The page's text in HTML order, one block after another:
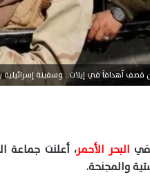
أهدافاً في إيلات.. وسفينة إسرائيلية
في البحر الأحمر، أعلنت جماعة
والمجنحة.